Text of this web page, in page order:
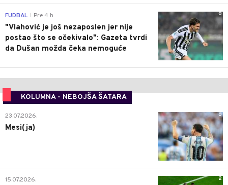
0
FUDBAL Pre 4 h
"Vlahović je još nezaposlen jer nije
postao što se očekivalo": Gazeta tvrdi
da Dušan možda čeka nemoguće
KOLUMNA - NEBOJŠA ŠATARA
0
23.07.2026.
Mesi(ja)
2
15.07.2026.